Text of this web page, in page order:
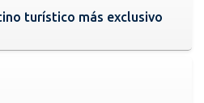
turístico más exclusivo